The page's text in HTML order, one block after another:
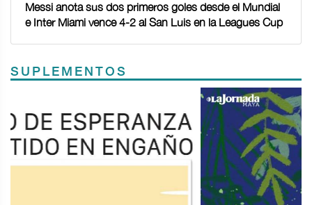
Messi anota sus dos primeros goles desde el Mundial
e Inter Miami vence 4-2 al San Luis en la Leagues Cup
SUPLEMENTOS